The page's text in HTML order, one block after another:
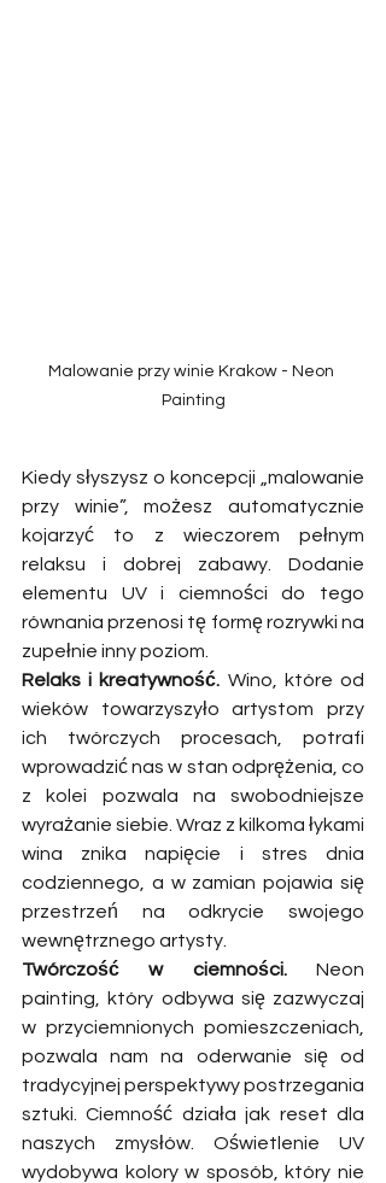
Malowanie przy winie Krakow - Neon
Painting
Kiedy słyszysz o koncepcji „malowanie
przy winie”, możesz automatycznie
kojarzyć to z wieczorem pełnym
relaksu i dobrej zabawy. Dodanie
elementu UV i ciemności do tego
równania przenosi tę formę rozrywki na
zupełnie inny poziom.
Relaks i kreatywność. Wino, które od
wieków towarzyszyło artystom przy
ich twórczych procesach, potrafi
wprowadzić nas w stan odprężenia, co
z kolei pozwala na swobodniejsze
wyrażanie siebie. Wraz z kilkoma łykami
wina znika napięcie i stres dnia
codziennego, a w zamian pojawia się
przestrzeń na odkrycie swojego
wewnętrznego artysty.
Twórczość w ciemności. Neon
painting, który odbywa się zazwyczaj
w przyciemnionych pomieszczeniach,
pozwala nam na oderwanie się od
tradycyjnej perspektywy postrzegania
sztuki. Ciemność działa jak reset dla
naszych zmysłów. Oświetlenie UV
wydobywa kolory w sposób, który nie